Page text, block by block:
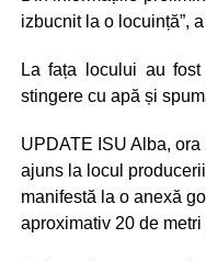
izbucnit la o locuință”,
La fața locului au
stingere cu apă și
UPDATE ISU Alba,
ajuns la locul
manifestă la o anexă
aproximativ 20 de metri